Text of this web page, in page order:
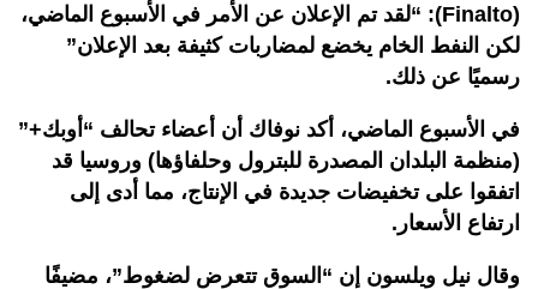
(Finalto): “لقد تم الإعلان عن الأمر في الأسبوع الماضي،
لكن النفط الخام يخضع لمضاربات كثيفة بعد الإعلان”
رسميًا عن ذلك.
في الأسبوع الماضي، أكد نوفاك أن أعضاء تحالف “أوبك+”
(منظمة البلدان المصدرة للبترول وحلفاؤها) وروسيا قد
اتفقوا على تخفيضات جديدة في الإنتاج، مما أدى إلى
ارتفاع الأسعار.
وقال نيل ويلسون إن “السوق تتعرض لضغوط”، مضيفًا